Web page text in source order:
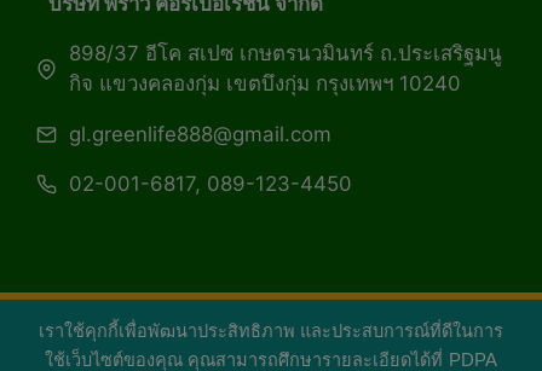
เราใช้คุกกี้เพื่อพัฒนาประสิทธิภาพ และประสบการณ์ที่ดีในการ
ใช้เว็บไซต์ของคุณ คุณสามารถศึกษารายละเอียดได้ที่ PDPA
898/37 อีโค สเปซ เกษตรนวมินทร์ ถ.ประเสริฐมนู
กิจ แขวงคลองกุ่ม เขตบึงกุ่ม กรุงเทพฯ 10240
gl.greenlife888@gmail.com
02-001-6817, 089-123-4450
Copyright 2026 — Green Life Plus mag | กรีน